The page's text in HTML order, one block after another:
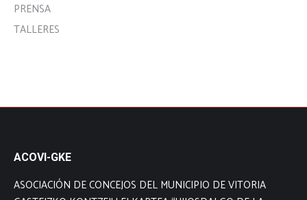
PRENSA
TALLERES
ACOVI-GKE
ASOCIACIÓN DE CONCEJOS DEL MUNICIPIO DE VITORIA